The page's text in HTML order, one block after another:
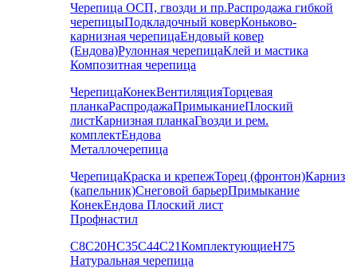
Черепица ОСП, гвозди и пр.Распродажа гибкой
черепицыПодкладочный коверКоньково-
карнизная черепицаЕндовый ковер
(Ендова)Рулонная черепицаКлей и мастика
Композитная черепица
ЧерепицаКонекВентиляцияТорцевая
планкаРаспродажаПримыканиеПлоский
листКарнизная планкаГвозди и рем.
комплектЕндова
Металлочерепица
ЧерепицаКраска и крепежТорец (фронтон)Карниз
(капельник)Снеговой барьерПримыкание
КонекЕндова Плоский лист
Профнастил
С8С20НС35С44С21КомплектующиеН75
Натуральная черепица